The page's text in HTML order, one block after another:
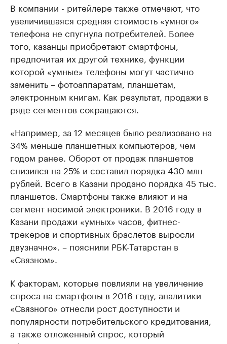
В компании - ритейлере также отмечают, что
увеличившаяся средняя стоимость «умного»
телефона не спугнула потребителей. Более
того, казанцы приобретают смартфоны,
предпочитая их другой технике, функции
которой «умные» телефоны могут частично
заменить – фотоаппаратам, планшетам,
электронным книгам. Как результат, продажи в
ряде сегментов сокращаются.
«Например, за 12 месяцев было реализовано на
34% меньше планшетных компьютеров, чем
годом ранее. Оборот от продаж планшетов
снизился на 25% и составил порядка 430 млн
рублей. Всего в Казани продано порядка 45 тыс.
планшетов. Смартфоны также влияют и на
сегмент носимой электроники. В 2016 году в
Казани продажи «умных» часов, фитнес-
трекеров и спортивных браслетов выросли
двузначно». – пояснили РБК-Татарстан в
«Связном».
К факторам, которые повлияли на увеличение
спроса на смартфоны в 2016 году, аналитики
«Связного» отнесли рост доступности и
популярности потребительского кредитования,
а также отложенный спрос, который